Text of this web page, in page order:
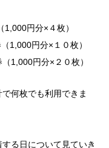
円分×４枚）
1,000円分×１０枚）
円分×２０枚）
何枚でも利用できま
る日について見ていき